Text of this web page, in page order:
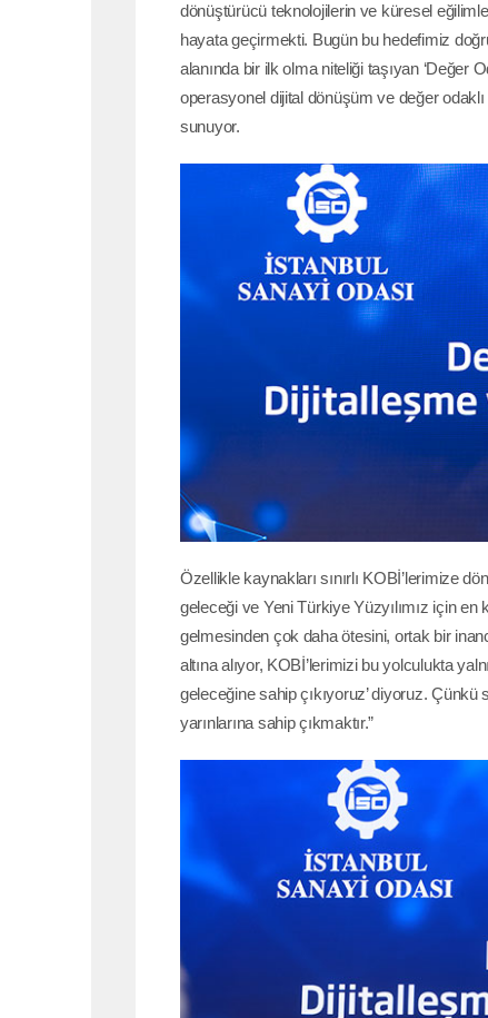
dönüştürücü teknolojilerin ve küresel
hayata geçirmekti. Bugün bu hedefimiz
alanında bir ilk olma niteliği taşıyan ‘Değer
operasyonel dijital dönüşüm ve değer
sunuyor.
Özellikle kaynakları sınırlı KOBİ’lerimize
geleceği ve Yeni Türkiye Yüzyılımız için
gelmesinden çok daha ötesini, ortak bir
altına alıyor, KOBİ’lerimizi bu yolculukta
geleceğine sahip çıkıyoruz’ diyoruz.
yarınlarına sahip çıkmaktır.”